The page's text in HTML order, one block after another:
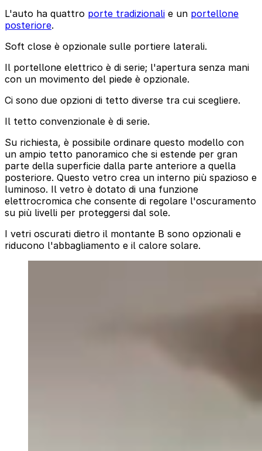
L'auto ha quattro porte tradizionali e un portellone
posteriore.
Soft close è opzionale sulle portiere laterali.
Il portellone elettrico è di serie; l'apertura senza mani
con un movimento del piede è opzionale.
Ci sono due opzioni di tetto diverse tra cui scegliere.
Il tetto convenzionale è di serie.
Su richiesta, è possibile ordinare questo modello con
un ampio tetto panoramico che si estende per gran
parte della superficie dalla parte anteriore a quella
posteriore. Questo vetro crea un interno più spazioso e
luminoso. Il vetro è dotato di una funzione
elettrocromica che consente di regolare l'oscuramento
su più livelli per proteggersi dal sole.
I vetri oscurati dietro il montante B sono opzionali e
riducono l'abbagliamento e il calore solare.